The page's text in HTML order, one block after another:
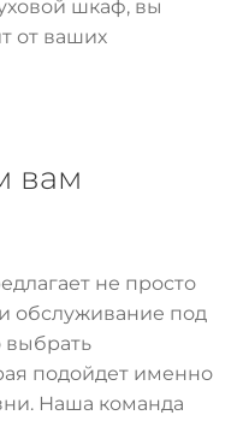
шкаф, вы
от ваших
вам
не просто
обслуживание под
выбрать
подойдет именно
Наша команда